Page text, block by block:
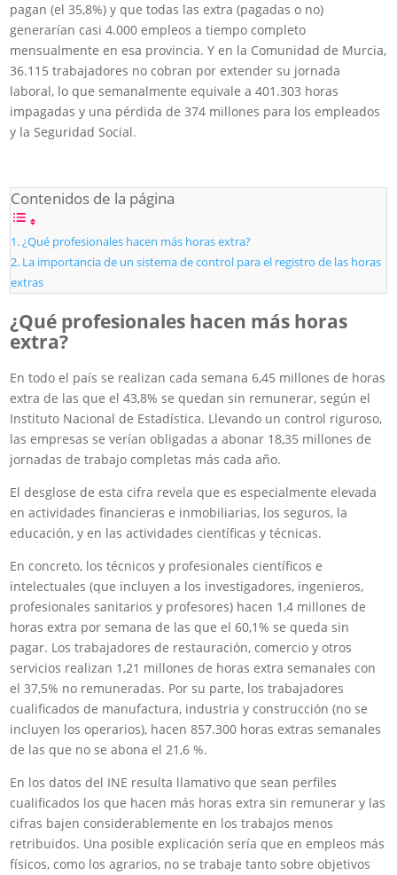
pagan (el 35,8%) y que todas las extra (pagadas o no)
generarían casi 4.000 empleos a tiempo completo
mensualmente en esa provincia. Y en la Comunidad de Murcia,
36.115 trabajadores no cobran por extender su jornada
laboral, lo que semanalmente equivale a 401.303 horas
impagadas y una pérdida de 374 millones para los empleados
y la Seguridad Social.
Contenidos de la página
¿Qué profesionales hacen más horas extra?
La importancia de un sistema de control para el registro de las horas
extras
¿Qué profesionales hacen más horas
extra?
En todo el país se realizan cada semana 6,45 millones de horas
extra de las que el 43,8% se quedan sin remunerar, según el
Instituto Nacional de Estadística. Llevando un control riguroso,
las empresas se verían obligadas a abonar 18,35 millones de
jornadas de trabajo completas más cada año.
El desglose de esta cifra revela que es especialmente elevada
en actividades financieras e inmobiliarias, los seguros, la
educación, y en las actividades científicas y técnicas.
En concreto, los técnicos y profesionales científicos e
intelectuales (que incluyen a los investigadores, ingenieros,
profesionales sanitarios y profesores) hacen 1,4 millones de
horas extra por semana de las que el 60,1% se queda sin
pagar. Los trabajadores de restauración, comercio y otros
servicios realizan 1,21 millones de horas extra semanales con
el 37,5% no remuneradas. Por su parte, los trabajadores
cualificados de manufactura, industria y construcción (no se
incluyen los operarios), hacen 857.300 horas extras semanales
de las que no se abona el 21,6 %.
En los datos del INE resulta llamativo que sean perfiles
cualificados los que hacen más horas extra sin remunerar y las
cifras bajen considerablemente en los trabajos menos
retribuidos. Una posible explicación sería que en empleos más
físicos, como los agrarios, no se trabaje tanto sobre objetivos